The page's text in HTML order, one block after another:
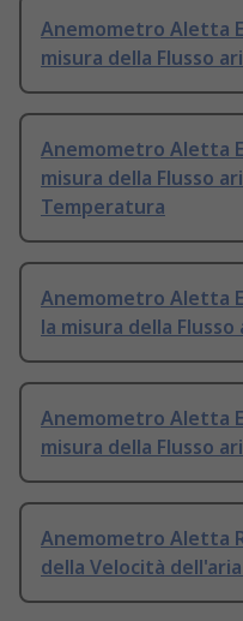
Anemometro Aletta
misura della Flusso
Anemometro Aletta
misura della Flusso
Temperatura
Anemometro Aletta
la misura della Flusso
Anemometro Aletta
misura della Flusso
Anemometro Aletta
della Velocità